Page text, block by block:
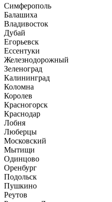
Симферополь
Балашиха
Владивосток
Дубай
Егорьевск
Ессентуки
Железнодорожный
Зеленоград
Калининград
Коломна
Королев
Красногорск
Краснодар
Лобня
Люберцы
Московский
Мытищи
Одинцово
Оренбург
Подольск
Пушкино
Реутов